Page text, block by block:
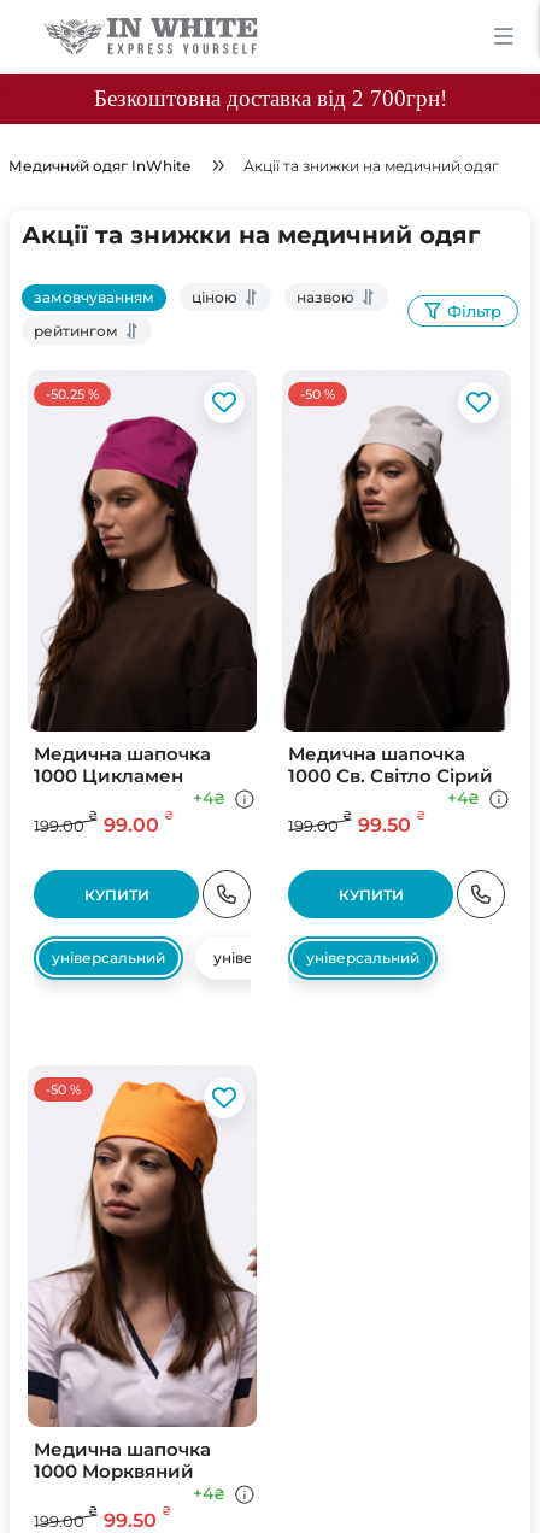
Безкоштовна доставка від 2 700грн!
Медичний одяг InWhite Акції та знижки на медичний одяг
Акції та знижки на медичний одяг
замовчуванням ціною
назвою
рейтингом
Фільтр
-50.25 %
Медична шапочка
1000 Цикламен
199.00
₴ 99.00 ₴
+4₴
КУПИТИ
універсальний універсальний
-50 %
Медична шапочка
1000 Св. Свiтло Сiрий
199.00
₴ 99.50 ₴
+4₴
КУПИТИ
універсальний
-50 %
Медична шапочка
1000 Морквяний
199.00
₴ 99.50 ₴
+4₴